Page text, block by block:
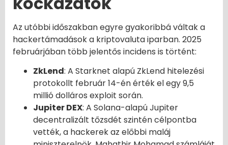
Az utóbbi időszakban egyre gyakoribbá váltak a
hackertámadások a kriptovaluta iparban. 2025
februárjában több jelentős incidens is történt:
ZkLend: A Starknet alapú ZkLend hitelezési
protokollt február 14-én érték el egy 9,5
millió dolláros exploit során.
Jupiter DEX: A Solana-alapú Jupiter
decentralizált tőzsdét szintén célpontba
vették, a hackerek az előbbi maláj